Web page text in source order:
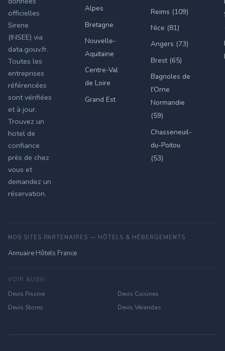
officielles
Sirene
(INSEE) via
data.gouv.fr.
Toutes les
entreprises
référencées
sont vérifiées
et à jour.
Trouvez un
hotel de
confiance
près de chez
vous et
demandez un
réservation.
Alpes
Bretagne
Nouvelle-
Aquitaine
Centre-Val
de Loire
Grand Est
Reims (109)
Nice (81)
Angers (73)
Brest (65)
Bagnoles de
l'Orne
Normandie
(59)
Chasseneuil-
du-Poitou
(53)
NOS SITES PARTENAIRES — HÔTELS & HÉBERGEMENTS
Annuaire Hôtels France
VOIR AUSSI
Devis Piscine
Devis Cuisines
Devis Stores
Devis Vérandas